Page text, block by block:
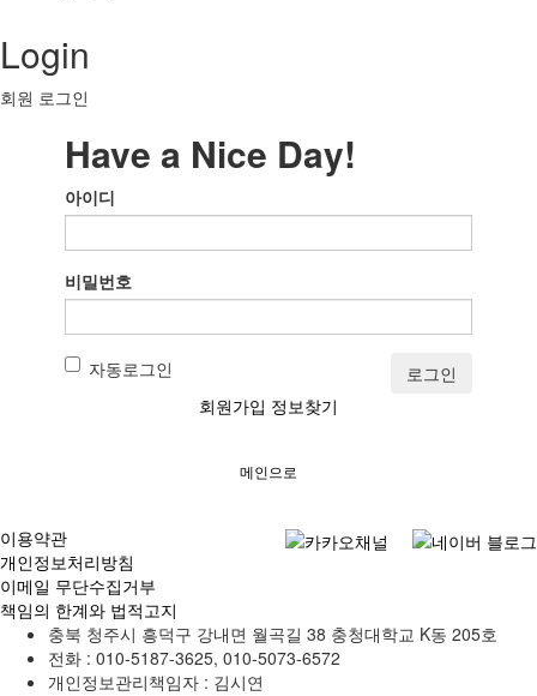
Login
회원 로그인
Have a Nice Day!
아이디
비밀번호
자동로그인
로그인
회원가입 정보찾기
메인으로
이용약관
개인정보처리방침
이메일 무단수집거부
책임의 한계와 법적고지
충북 청주시 흥덕구 강내면 월곡길 38 충청대학교 K동 205호
전화 : 010-5187-3625, 010-5073-6572
개인정보관리책임자 : 김시연